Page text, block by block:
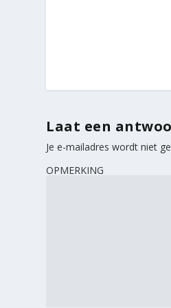
Laat een
Je e-mailadres wordt niet
OPMERKING